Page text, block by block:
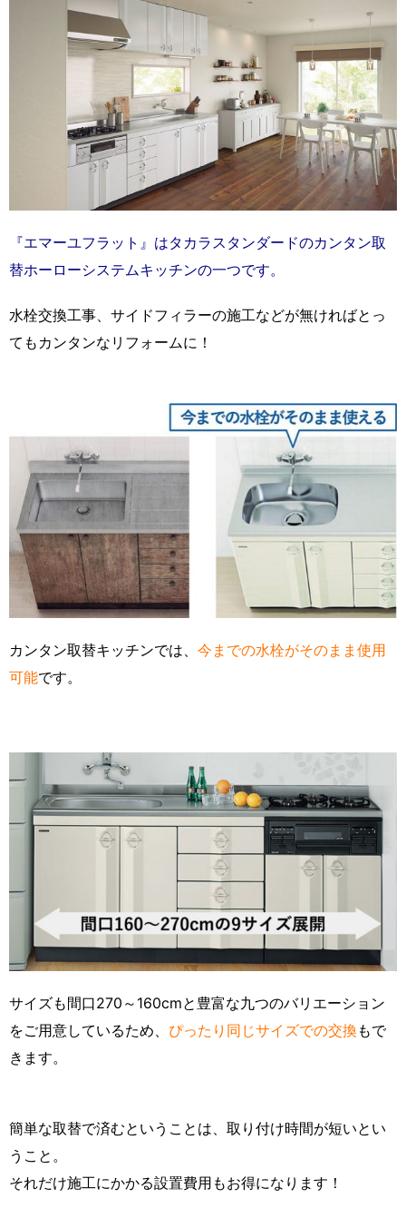
『エマーユフラット』はタカラスタンダードのカンタン取
替ホーローシステムキッチンの一つです。
水栓交換工事、サイドフィラーの施工などが無ければとっ
てもカンタンなリフォームに！
カンタン取替キッチンでは、 今までの水栓がそのまま使用
可能です。
サイズも間口270～160cmと豊富な九つのバリエーション
をご用意しているため、 ぴったり同じサイズでの交換 もで
きます。
簡単な取替で済むということは、取り付け時間が短いとい
うこと。
それだけ施工にかかる設置費用もお得になります！